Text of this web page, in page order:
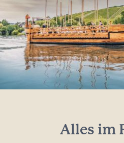
Alles im